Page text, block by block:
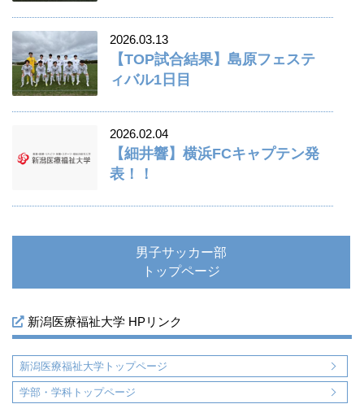
2026.03.13
【TOP試合結果】島原フェステ
ィバル1日目
2026.02.04
【細井響】横浜FCキャプテン発
表！！
男子サッカー部
トップページ
新潟医療福祉大学 HPリンク
新潟医療福祉大学トップページ
学部・学科トップページ